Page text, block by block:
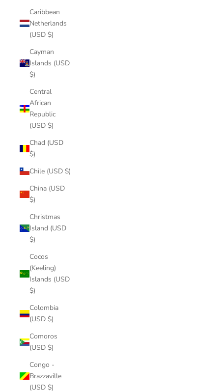
Caribbean
Netherlands
(USD $)
Cayman
Islands (USD
$)
Central
African
Republic
(USD $)
Chad (USD
$)
Chile (USD $)
China (USD
$)
Christmas
Island (USD
$)
Cocos
(Keeling)
Islands (USD
$)
Colombia
(USD $)
Comoros
(USD $)
Congo -
Brazzaville
(USD $)